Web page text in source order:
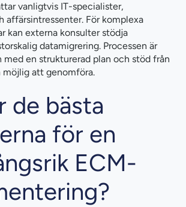
vanligtvis IT-specialister,
affärsintressenter. För komplexa
kan externa konsulter stödja
datamigrering. Processen är
med en strukturerad plan och stöd från
möjlig att genomföra.
de bästa
för en
ECM-